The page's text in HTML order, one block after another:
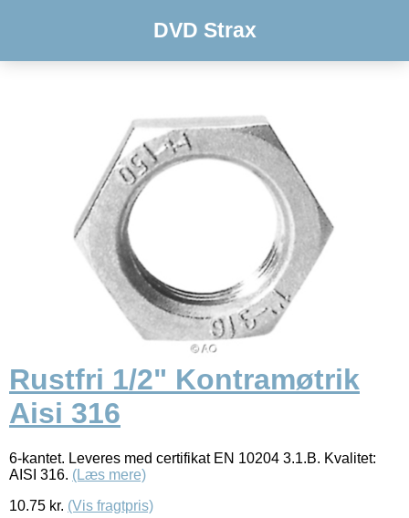
DVD Strax
Rustfri 1/2" Kontramøtrik
Aisi 316
6-kantet. Leveres med certifikat EN 10204 3.1.B. Kvalitet:
AISI 316. (Læs mere)
10.75 kr. (Vis fragtpris)